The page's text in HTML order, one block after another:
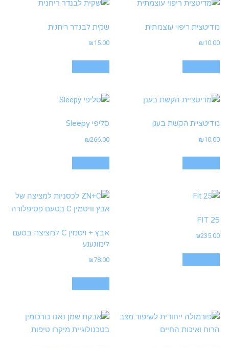
מדיטצית ריפוי עוצמתית
₪10.00
שקית לבנדר ריחנית
₪15.00
מדיטציית הקשת בענן
₪10.00
סליפי Sleepy
₪266.00
FIT 25
₪235.00
אבץ + ויטמין C למציצה בטעם
לימונענע
₪78.00